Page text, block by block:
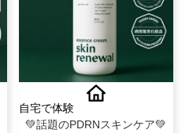
自宅で体験
💚話題のPDRNスキンケア💚